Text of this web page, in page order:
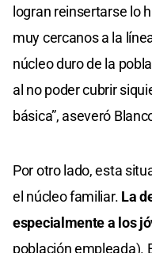
logran reinsertarse lo
muy cercanos a la
núcleo duro de la
al no poder cubrir
básica”, aseveró
Por otro lado, esta
el núcleo familiar. La
especialmente a los
población empleada).